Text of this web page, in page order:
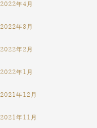
2022年4月
2022年3月
2022年2月
2022年1月
2021年12月
2021年11月